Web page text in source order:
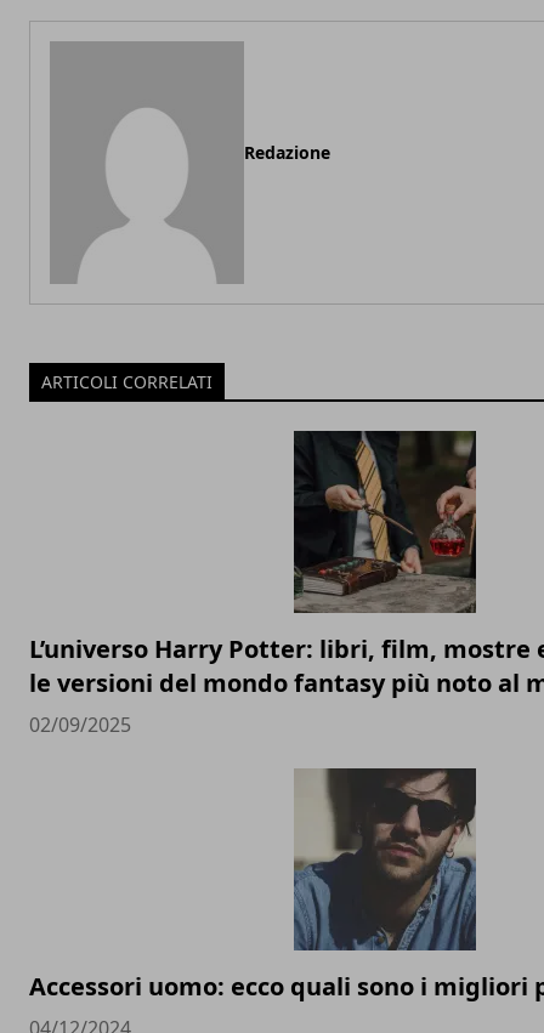
Redazione
ARTICOLI CORRELATI
L’universo Harry Potter: libri, film, mostre
le versioni del mondo fantasy più noto al
02/09/2025
Accessori uomo: ecco quali sono i migliori